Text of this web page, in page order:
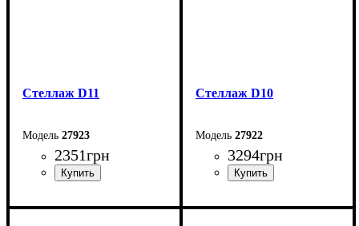
Стеллаж D11
27923
2351грн
Ширина: 60 см
Стеллаж D10
27922
3294грн
Ширина: 100 см